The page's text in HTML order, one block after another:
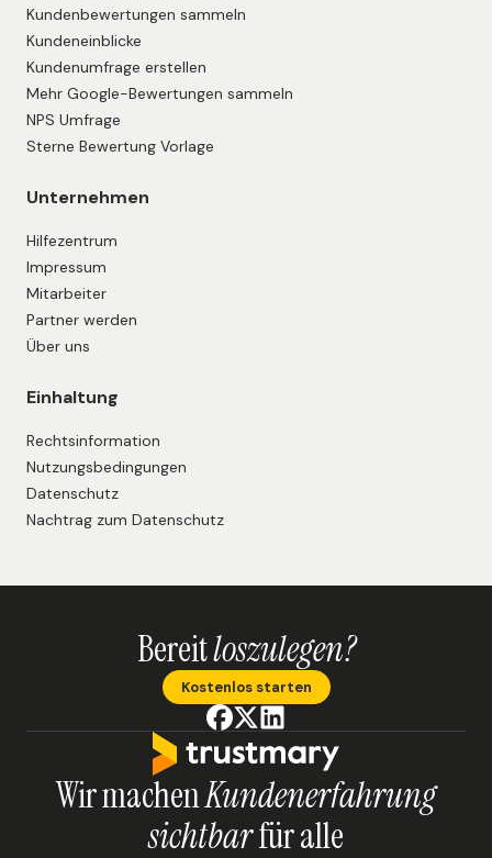
Kundenbewertungen sammeln
Kundeneinblicke
Kundenumfrage erstellen
Mehr Google-Bewertungen sammeln
NPS Umfrage
Sterne Bewertung Vorlage
Unternehmen
Hilfezentrum
Impressum
Mitarbeiter
Partner werden
Über uns
Einhaltung
Rechtsinformation
Nutzungsbedingungen
Datenschutz
Nachtrag zum Datenschutz
Bereitloszulegen?
Kostenlos starten
Wir machenKundenerfahrung
sichtbarfür alle